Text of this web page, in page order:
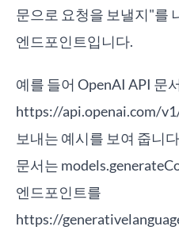
문으로 요청을 보낼지"를
엔드포인트입니다.
예를 들어 OpenAI API 문
https://api.openai.com/
보내는 예시를 보여 줍니
문서는
엔드포인트를
https://